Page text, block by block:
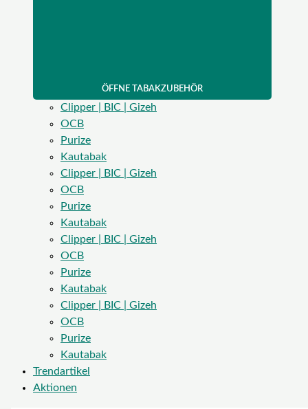
ÖFFNE TABAKZUBEHÖR
Clipper | BIC | Gizeh
OCB
Purize
Kautabak
Clipper | BIC | Gizeh
OCB
Purize
Kautabak
Clipper | BIC | Gizeh
OCB
Purize
Kautabak
Clipper | BIC | Gizeh
OCB
Purize
Kautabak
Trendartikel
Aktionen